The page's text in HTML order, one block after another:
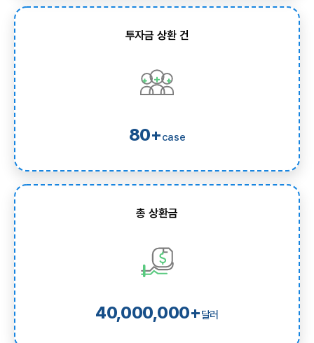
투자금 상환 건
80+case
총 상환금
40,000,000+달러